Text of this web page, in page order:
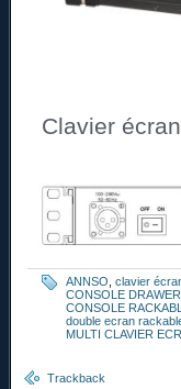
Clavier
ANNSO clavier
CONSOLE DRAWER
CONSOLE
double ecran
MULTI CLAVIER
Trackback